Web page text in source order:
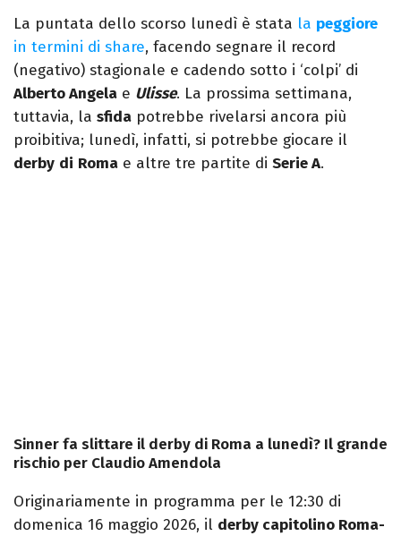
La puntata dello scorso lunedì è stata la peggiore
in termini di share, facendo segnare il record
(negativo) stagionale e cadendo sotto i ‘colpi’ di
Alberto Angela e Ulisse. La prossima settimana,
tuttavia, la sfida potrebbe rivelarsi ancora più
proibitiva; lunedì, infatti, si potrebbe giocare il
derby di Roma e altre tre partite di Serie A.
Sinner fa slittare il derby di Roma a lunedì? Il grande
rischio per Claudio Amendola
Originariamente in programma per le 12:30 di
domenica 16 maggio 2026, il derby capitolino Roma-